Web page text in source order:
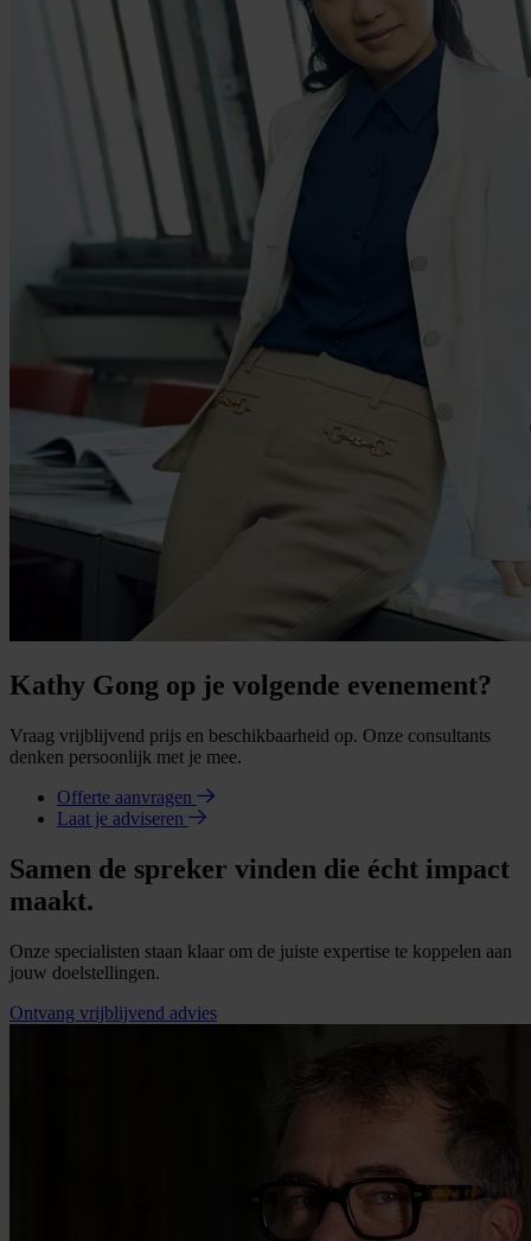
Kathy Gong op je volgende evenement?
Vraag vrijblijvend prijs en beschikbaarheid op. Onze consultants
denken persoonlijk met je mee.
Offerte aanvragen
Laat je adviseren
Samen de spreker vinden die écht impact
maakt.
Onze specialisten staan klaar om de juiste expertise te koppelen aan
jouw doelstellingen.
Ontvang vrijblijvend advies